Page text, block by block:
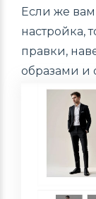
Если же вам
настройка,
правки,
образами и